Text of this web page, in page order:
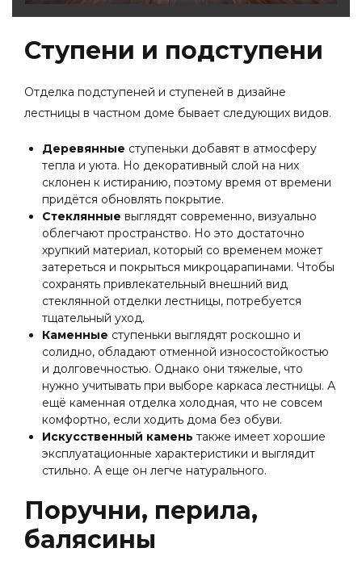
Ступени и подступени
Отделка подступеней и ступеней в дизайне
лестницы в частном доме бывает следующих видов.
Деревянные ступеньки добавят в атмосферу
тепла и уюта. Но декоративный слой на них
склонен к истиранию, поэтому время от времени
придётся обновлять покрытие.
Стеклянные выглядят современно, визуально
облегчают пространство. Но это достаточно
хрупкий материал, который со временем может
затереться и покрыться микроцарапинами. Чтобы
сохранять привлекательный внешний вид
стеклянной отделки лестницы, потребуется
тщательный уход.
Каменные ступеньки выглядят роскошно и
солидно, обладают отменной износостойкостью
и долговечностью. Однако они тяжелые, что
нужно учитывать при выборе каркаса лестницы. А
ещё каменная отделка холодная, что не совсем
комфортно, если ходить дома без обуви.
Искусственный камень также имеет хорошие
эксплуатационные характеристики и выглядит
стильно. А еще он легче натурального.
Поручни, перила,
балясины